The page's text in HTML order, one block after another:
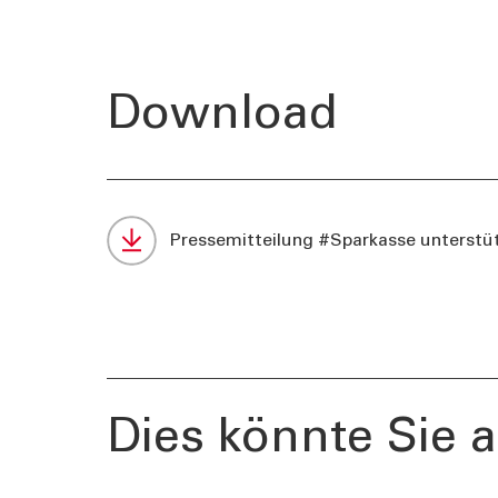
Vorsorgelücke berechnen
Journal
Download
Pressemitteilung #Sparkasse
Dies könnte Sie